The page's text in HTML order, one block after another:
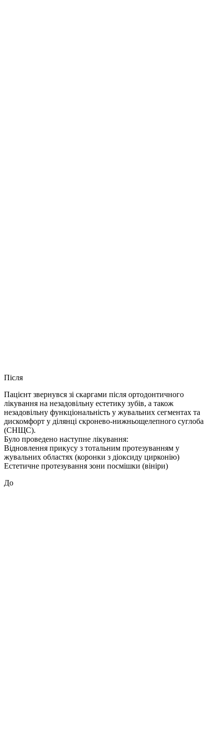
Після
Пацієнт звернувся зі скаргами після ортодонтичного
лікування на незадовільну естетику зубів, а також
незадовільну функціональність у жувальних сегментах та
дискомфорт у ділянці скронево-нижньощелепного суглоба
(СНЩС).
Було проведено наступне лікування:
Відновлення прикусу з тотальним протезуванням у
жувальних областях (коронки з діоксиду цирконію)
Естетичне протезування зони посмішки (вініри)
До